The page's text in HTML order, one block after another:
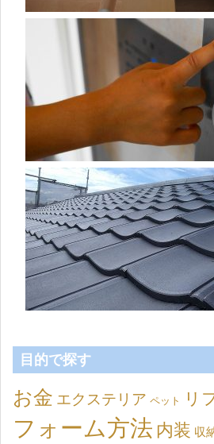
目的で探す
お金 エクステリア ペット リ
フォーム方法 内装 収